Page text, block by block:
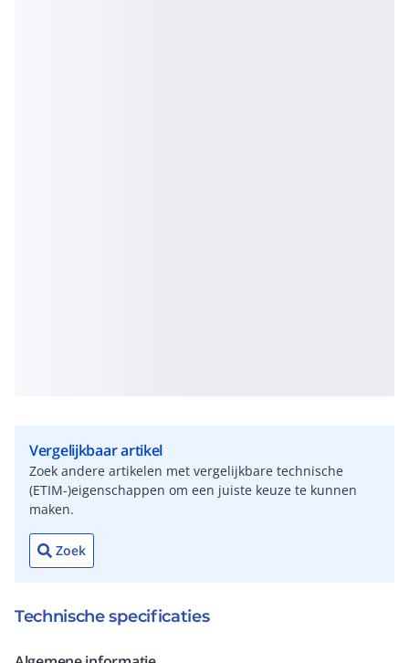
Vergelijkbaar artikel
Zoek andere artikelen met vergelijkbare technische
(ETIM-)eigenschappen om een juiste keuze te kunnen
maken.
Zoek
Technische specificaties